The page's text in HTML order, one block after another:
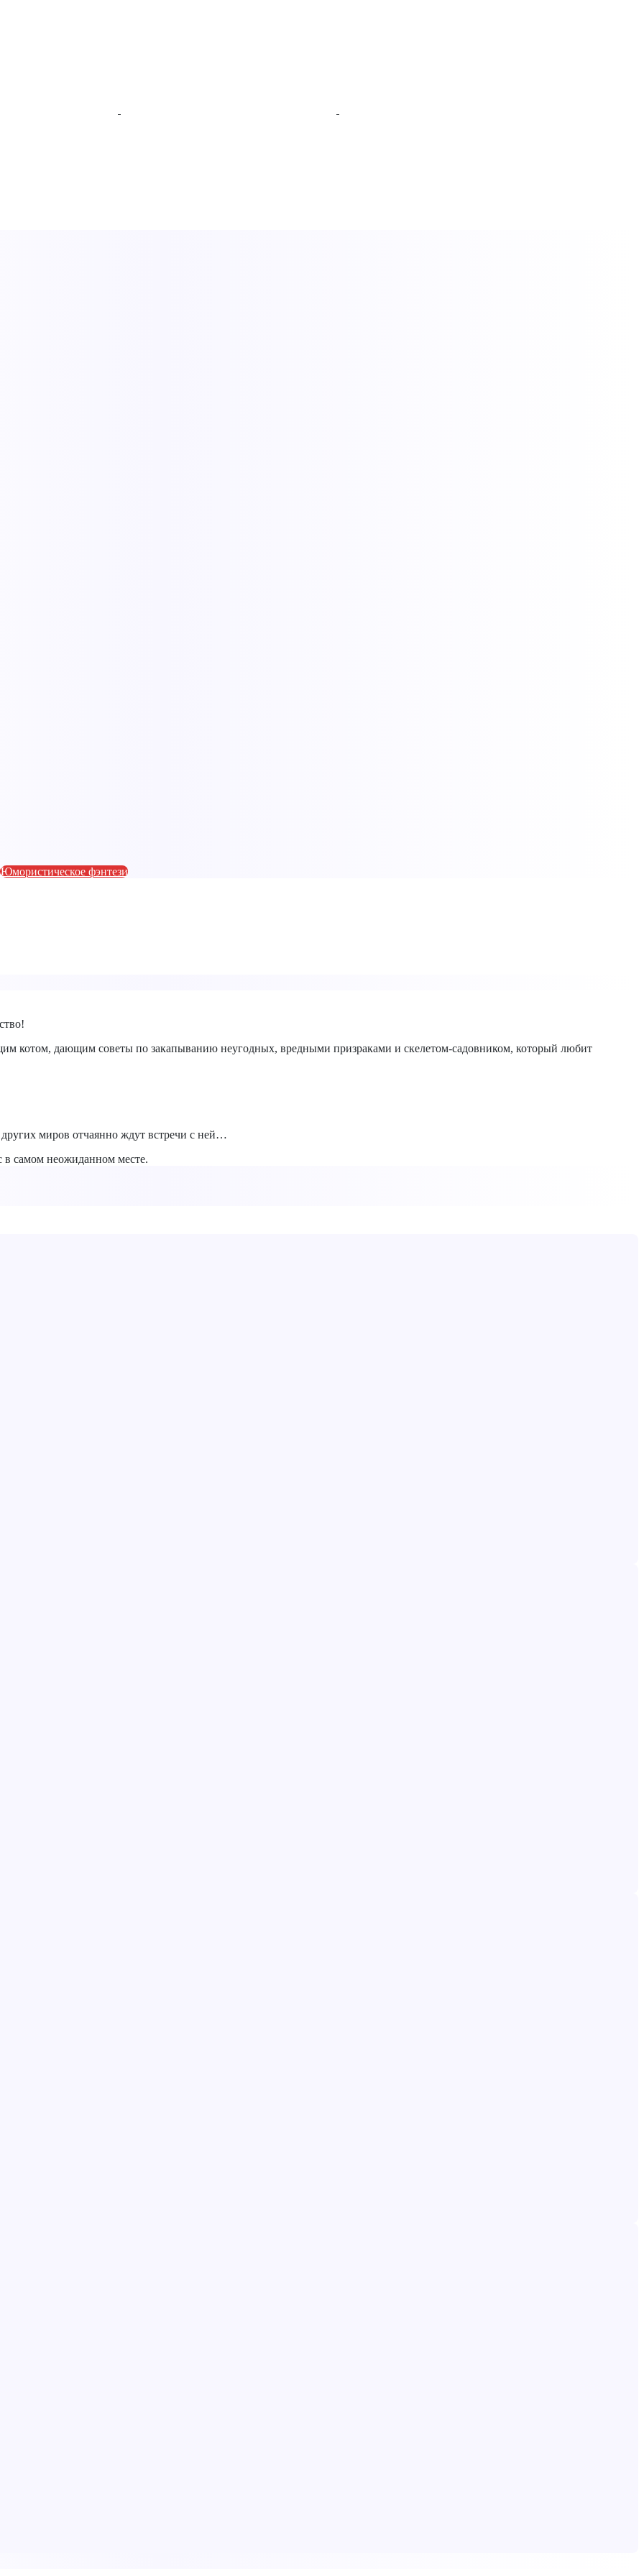
Юмористическое фэнтези
котом, дающим советы по закапыванию неугодных, вредными призраками и скелетом-садовником, который любит
миров отчаянно ждут встречи с ней…
в самом неожиданном месте.